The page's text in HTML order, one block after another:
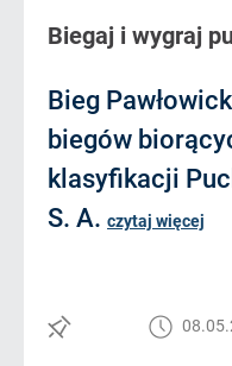
Biegaj i wygraj
Bieg
biegów
klasyfikacji
S. A. czytaj więcej